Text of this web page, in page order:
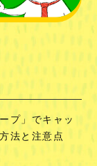
プ」でキャッ
法と注意点